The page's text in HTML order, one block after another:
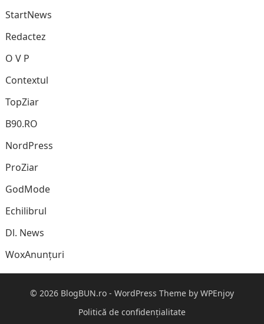
StartNews
Redactez
O V P
Contextul
TopZiar
B90.RO
NordPress
ProZiar
GodMode
Echilibrul
Dl. News
WoxAnunțuri
© 2026 BlogBUN.ro - WordPress Theme by WPEnjoy
Politică de confidențialitate